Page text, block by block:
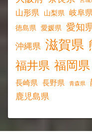
山形県 山梨県 岐阜県
徳島県 愛媛県 愛知
沖縄県 滋賀県
福井県 福岡県
長崎県 長野県 青森県
鹿児島県